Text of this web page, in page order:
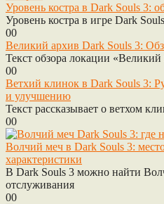
Уровень костра в Dark Souls 3:
Уровень костра в игре Dark
00
Великий архив Dark Souls 3:
Текст обзора локации «Великий
00
Ветхий клинок в Dark Souls 3:
и улучшению
Текст рассказывает о ветхом
00
Волчий меч в Dark Souls 3:
характеристики
В Dark Souls 3 можно найти
отслуживания
00